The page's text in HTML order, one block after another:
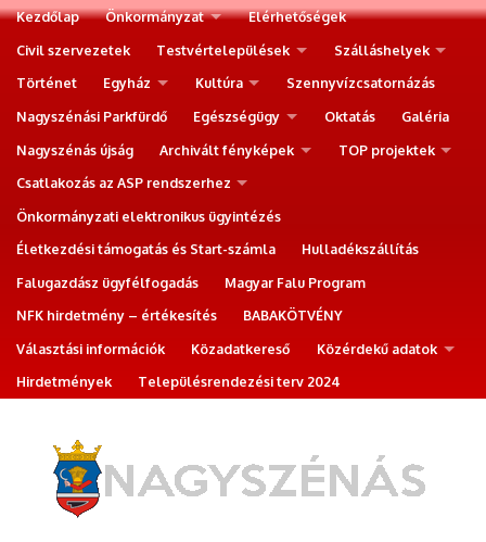
Kezdőlap Önkormányzat
Elérhetőségek
Civil szervezetek
Testvértelepülések
Szálláshelyek
Történet
Egyház Kultúra
Szennyvízcsatornázás
Nagyszénási Parkfürdő
Egészségügy Oktatás
Galéria
Nagyszénás újság
Archivált fényképek
TOP projektek
Csatlakozás az ASP rendszerhez
Önkormányzati elektronikus ügyintézés
Életkezdési támogatás és Start-számla
Hulladékszállítás
Falugazdász ügyfélfogadás
Magyar Falu Program
NFK hirdetmény – értékesítés
BABAKÖTVÉNY
Választási információk
Közadatkereső
Közérdekű adatok
Hirdetmények
Településrendezési terv 2024